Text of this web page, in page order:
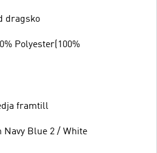
dragsko
Polyester(100%
framtill
Navy Blue 2 / White